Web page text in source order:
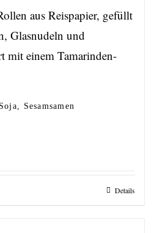
aus Reispapier, gefüllt
Glasnudeln und
mit einem Tamarinden-
Sesamsamen
Details